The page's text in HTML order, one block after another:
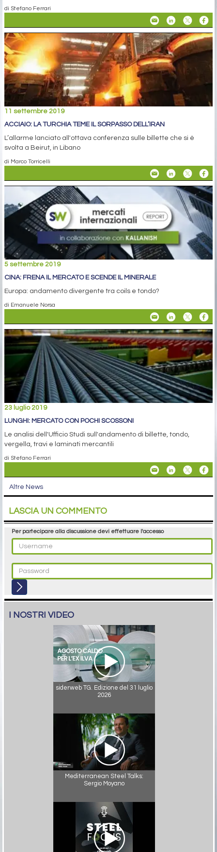
di Stefano Ferrari
11 settembre 2019
ACCIAIO: LA TURCHIA TEME IL SORPASSO DELL’IRAN
L’allarme lanciato all'ottava conferenza sulle billette che si è
svolta a Beirut, in Libano
di Marco Torricelli
5 settembre 2019
CINA: FRENA IL MERCATO E SCENDE IL MINERALE
Europa: andamento divergente tra coils e tondo?
di Emanuele Norsa
23 luglio 2019
LUNGHI: MERCATO CON POCHI SCOSSONI
Le analisi dell'Ufficio Studi sull'andamento di billette, tondo,
vergella, travi e laminati mercantili
di Stefano Ferrari
Altre News
LASCIA UN COMMENTO
Per partecipare alla discussione devi effettuare l'accesso
I NOSTRI VIDEO
siderweb TG. Edizione del 31 luglio
2026
Mediterranean Steel Talks:
Sergio Moyano